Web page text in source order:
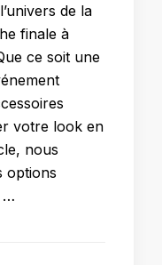
de la
finale à
ce soit une
votre look en
nous
options
…